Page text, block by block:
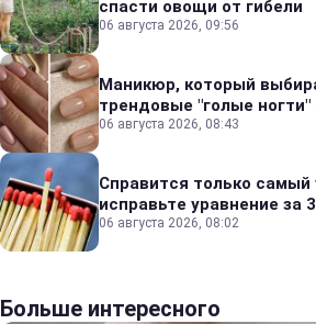
спасти овощи от гибели
06 августа 2026, 09:56
Маникюр, который
трендовые "голые
06 августа 2026, 08:43
Справится только самый
исправьте уравнение за
06 августа 2026, 08:02
Больше интересного